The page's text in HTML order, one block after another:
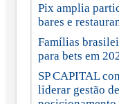
Pix amplia
bares e
Famílias
para bets em
SP CAPITAL
liderar gestão